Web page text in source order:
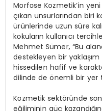
Morfose Kozmetik’in
çıkan unsurlarından biri
ürünlerinde uzun süre
kokuların kullanıcı
Mehmet Sümer, “Bu
destekleyen bir
hissedilen hafif ve
dilinde de önemli bir yer
Kozmetik sektöründe
eğiliminin güç